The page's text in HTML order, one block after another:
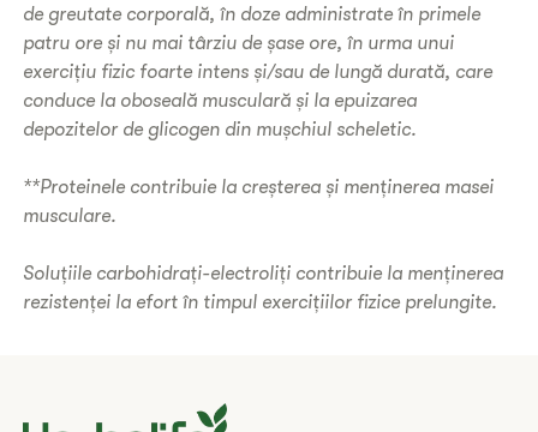
de greutate corporală, în doze administrate în primele
patru ore și nu mai târziu de șase ore, în urma unui
exercițiu fizic foarte intens și/sau de lungă durată, care
conduce la oboseală musculară și la epuizarea
depozitelor de glicogen din mușchiul scheletic.
**Proteinele contribuie la creșterea și menținerea masei
musculare.
Soluțiile carbohidrați-electroliți contribuie la menținerea
rezistenței la efort în timpul exercițiilor fizice prelungite.